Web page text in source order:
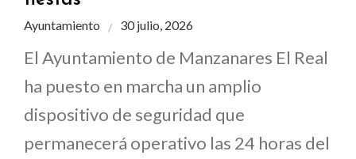
Ayuntamiento 30 julio, 2026
El Ayuntamiento de Manzanares El Real
ha puesto en marcha un amplio
dispositivo de seguridad que
permanecerá operativo las 24 horas del